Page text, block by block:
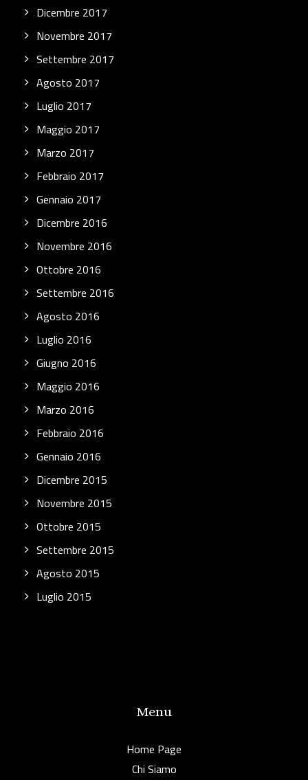
Dicembre 2017
Novembre 2017
Settembre 2017
Agosto 2017
Luglio 2017
Maggio 2017
Marzo 2017
Febbraio 2017
Gennaio 2017
Dicembre 2016
Novembre 2016
Ottobre 2016
Settembre 2016
Agosto 2016
Luglio 2016
Giugno 2016
Maggio 2016
Marzo 2016
Febbraio 2016
Gennaio 2016
Dicembre 2015
Novembre 2015
Ottobre 2015
Settembre 2015
Agosto 2015
Luglio 2015
Menu
Home Page
Chi Siamo